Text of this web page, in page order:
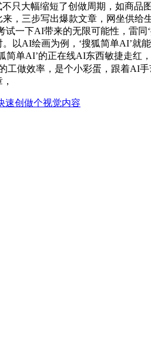
只大幅缩短了创做周期，如商
，三步写出爆款文章，网坐供
一下AI带来的无限可能性，雷
以AI绘画为例，‘搜狐简单AI’
单AI’的正在线AI东西敏捷走
做效率，是个小彩蛋，跟着AI
速创做个视觉内容